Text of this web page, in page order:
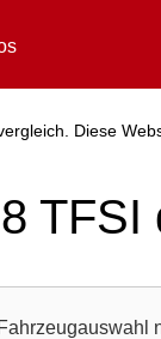
Diese
Fahrzeugauswahl